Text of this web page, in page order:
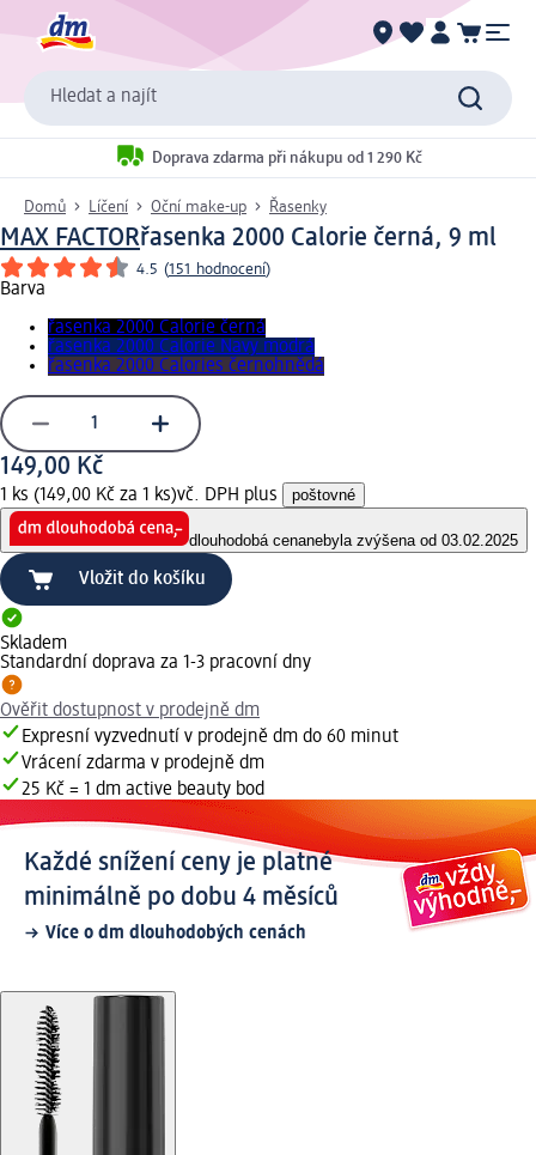
Hledat a najít
Doprava zdarma při nákupu od 1 290 Kč
Domů Líčení Oční make-up Řasenky
MAX FACTORřasenka 2000 Calorie černá, 9 ml
4.5 (151 hodnocení)
Barva
řasenka 2000 Calorie černá
řasenka 2000 Calorie Navy modrá
řasenka 2000 Calories černohnědá
149,00 Kč
1 ks (149,00 Kč za 1 ks)vč. DPH plus poštovné
dlouhodobá cenanebyla zvýšena od 03.02.2025
Vložit do košíku
Skladem
Standardní doprava za 1-3 pracovní dny
Ověřit dostupnost v prodejně dm
Expresní vyzvednutí v prodejně dm do 60 minut
Vrácení zdarma v prodejně dm
25 Kč = 1 dm active beauty bod
Každé snížení ceny je platné
minimálně po dobu 4 měsíců
Více o dm dlouhodobých cenách